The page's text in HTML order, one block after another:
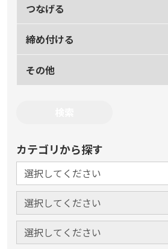
つなげる
締め付ける
その他
カテゴリから探す